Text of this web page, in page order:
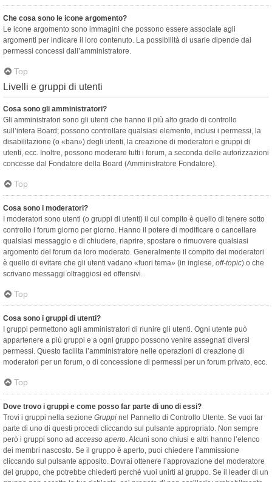
Che cosa sono le icone argomento?
Le icone argomento sono immagini che possono essere associate agli
argomenti per indicare il loro contenuto. La possibilità di usarle dipende dai
permessi concessi dall’amministratore.
Top
Livelli e gruppi di utenti
Cosa sono gli amministratori?
Gli amministratori sono gli utenti che hanno il più alto grado di controllo
sull’intera Board; possono controllare qualsiasi elemento, inclusi i permessi, la
disabilitazione (o «ban») degli utenti, la creazione di moderatori e gruppi di
utenti, ecc. Inoltre, possono moderare tutti i forum, a seconda delle autorizzazioni
concesse dal Fondatore della Board (Amministratore Fondatore).
Top
Cosa sono i moderatori?
I moderatori sono utenti (o gruppi di utenti) il cui compito è quello di tenere sotto
controllo i forum giorno per giorno. Hanno il potere di modificare o cancellare
qualsiasi messaggio e di chiudere, riaprire, spostare o rimuovere qualsiasi
argomento del forum da loro moderato. Generalmente il compito dei moderatori
è quello di evitare che gli utenti vadano «fuori tema» (in inglese, off-topic) o che
scrivano messaggi oltraggiosi ed offensivi.
Top
Cosa sono i gruppi di utenti?
I gruppi permettono agli amministratori di riunire gli utenti. Ogni utente può
appartenere a più gruppi e a ogni gruppo possono venire assegnati diversi
permessi. Questo facilita l’amministratore nelle operazioni di creazione di
moderatori per un forum, o di concessione di permessi per un forum privato, ecc.
Top
Dove trovo i gruppi e come posso far parte di uno di essi?
Trovi i gruppi nella sezione Gruppi nel Pannello di Controllo Utente. Se vuoi far
parte di uno di questi procedi cliccando sul pulsante appropriato. Non sempre
però i gruppi sono ad accesso aperto. Alcuni sono chiusi e altri hanno l’elenco
dei membri nascosto. Se il gruppo è aperto, puoi chiedere l’ammissione
cliccando sul pulsante apposito. Dovrai ottenere l’approvazione del moderatore
del gruppo, che potrebbe chiederti perché vuoi unirti al gruppo. Se il leader di un